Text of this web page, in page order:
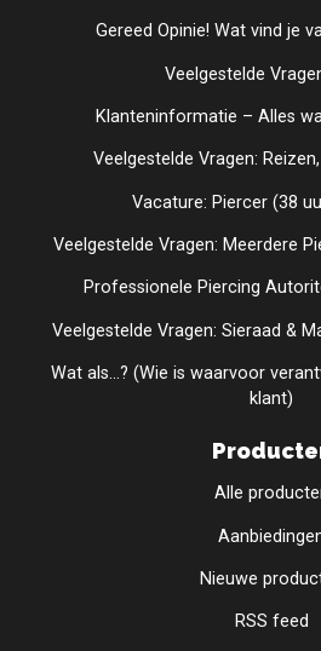
Gereed Opinie! Wat vind je
Veelgestelde
Klanteninformatie – Alles
Veelgestelde Vragen:
Vacature: Piercer (38
Veelgestelde Vragen: Meerdere
Professionele Piercing
Veelgestelde Vragen: Sieraad &
Wat als...? (Wie is waarvoor
klant)
Alle
Nieuwe
RSS feed